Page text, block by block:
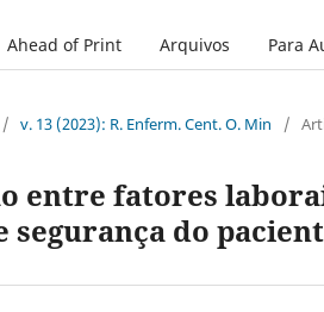
Ahead of Print Arquivos Para
/ v. 13 (2023): R. Enferm. Cent. O. Min /
entre fatores
segurança do